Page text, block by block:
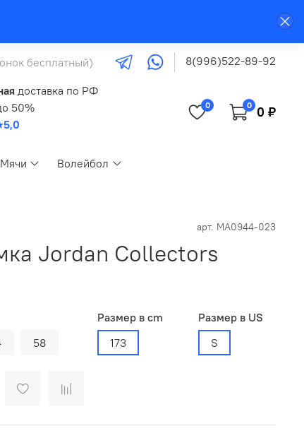
бесплатный) 8(996)522-89-92
доставка по РФ
50%
0 0 0 ₽
Мячи
Волейбол
арт. MA0944-023
Jordan Collectors
58
Размер в cm
173
Размер в US
S